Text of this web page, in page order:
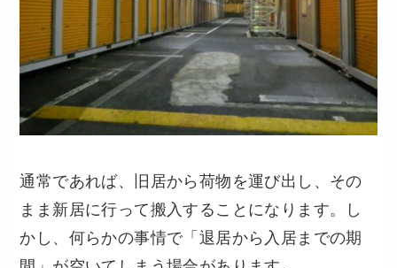
通常であれば、旧居から荷物を運び出し、その
まま新居に行って搬入することになります。し
かし、何らかの事情で「退居から入居までの期